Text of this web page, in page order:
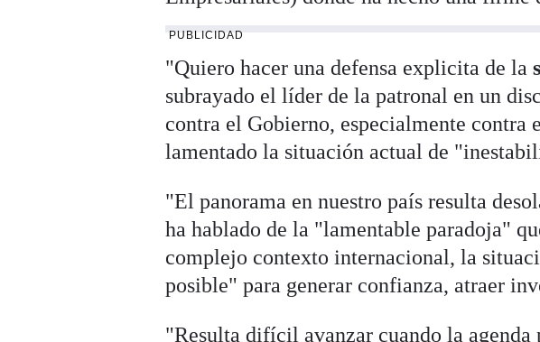
PUBLICIDAD
"Quiero hacer una defensa explicita de la
subrayado el líder de la patronal en un
contra el Gobierno, especialmente contra
lamentado la situación actual de
"El panorama en nuestro país resulta
ha hablado de la "lamentable paradoja"
complejo contexto internacional, la
posible" para generar confianza, atraer
"Resulta difícil avanzar cuando la agenda